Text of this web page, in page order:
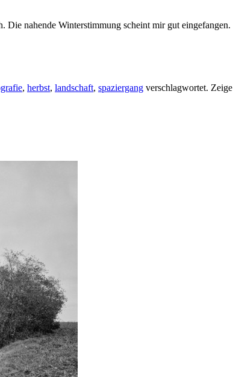
Die nahende Winterstimmung scheint mir gut eingefangen.
, herbst, landschaft, spaziergang verschlagwortet. Zeige